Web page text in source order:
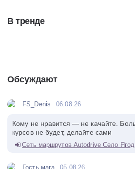
В тренде
Обсуждают
FS_Denis 06.08.26
Кому не нравится — не качайте.
курсов не будет, делайте сами
Сеть маршрутов Autodrive Село
Гость мага 05.08.26